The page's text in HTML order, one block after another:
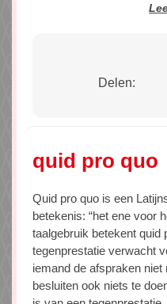
Delen:
quid pro quo
Quid pro quo is een
betekenis: “het ene voor
taalgebruik betekent quid
tegenprestatie verwacht
iemand de afspraken
besluiten ook niets te